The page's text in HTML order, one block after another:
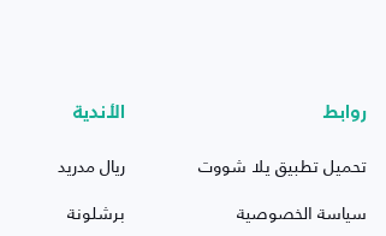
روابط
تحميل تطبيق يلا شووت
سياسة الخصوصية
الأندية
ريال مدريد
برشلونة